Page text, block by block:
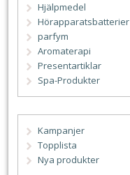
Hjälpmedel
Hörapparatsbatterier
parfym
Aromaterapi
Presentartiklar
Spa-Produkter
Kampanjer
Topplista
Nya produkter